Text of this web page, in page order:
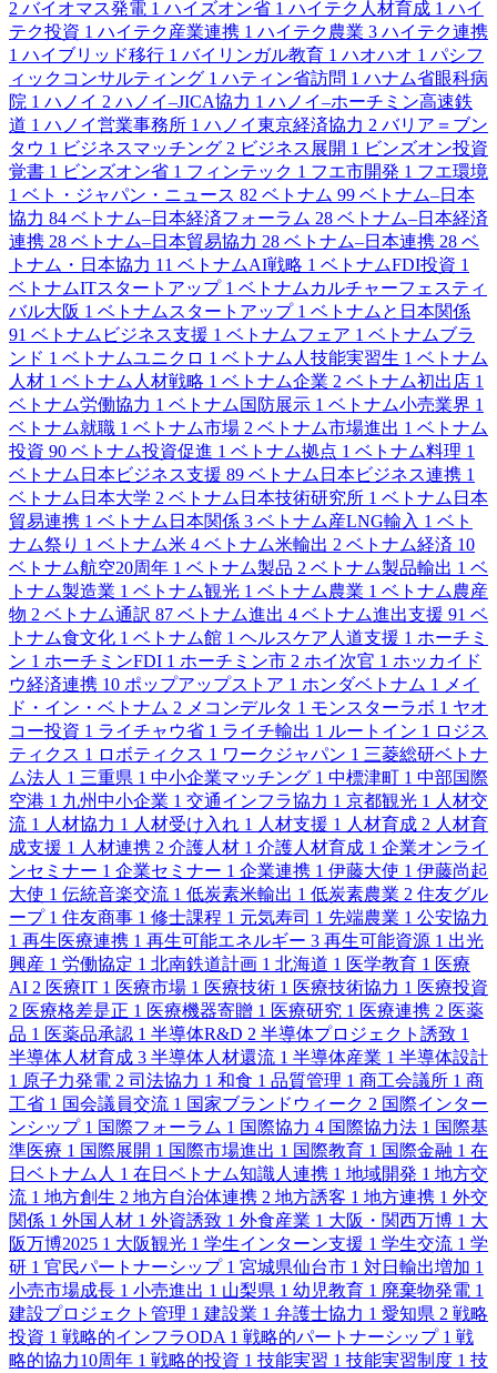
2 バイオマス発電 1 ハイズオン省 1 ハイテク人材育成 1 ハイ
テク投資 1 ハイテク産業連携 1 ハイテク農業 3 ハイテク連携
1 ハイブリッド移行 1 バイリンガル教育 1 ハオハオ 1 パシフ
ィックコンサルティング 1 ハティン省訪問 1 ハナム省眼科病
院 1 ハノイ 2 ハノイ–JICA協力 1 ハノイ–ホーチミン高速鉄
道 1 ハノイ営業事務所 1 ハノイ東京経済協力 2 バリア＝ブン
タウ 1 ビジネスマッチング 2 ビジネス展開 1 ビンズオン投資
覚書 1 ビンズオン省 1 フィンテック 1 フエ市開発 1 フエ環境
1 ベト・ジャパン・ニュース 82 ベトナム 99 ベトナム–日本
協力 84 ベトナム–日本経済フォーラム 28 ベトナム–日本経済
連携 28 ベトナム–日本貿易協力 28 ベトナム–日本連携 28 ベ
トナム・日本協力 11 ベトナムAI戦略 1 ベトナムFDI投資 1
ベトナムITスタートアップ 1 ベトナムカルチャーフェスティ
バル大阪 1 ベトナムスタートアップ 1 ベトナムと日本関係
91 ベトナムビジネス支援 1 ベトナムフェア 1 ベトナムブラ
ンド 1 ベトナムユニクロ 1 ベトナム人技能実習生 1 ベトナム
人材 1 ベトナム人材戦略 1 ベトナム企業 2 ベトナム初出店 1
ベトナム労働協力 1 ベトナム国防展示 1 ベトナム小売業界 1
ベトナム就職 1 ベトナム市場 2 ベトナム市場進出 1 ベトナム
投資 90 ベトナム投資促進 1 ベトナム拠点 1 ベトナム料理 1
ベトナム日本ビジネス支援 89 ベトナム日本ビジネス連携 1
ベトナム日本大学 2 ベトナム日本技術研究所 1 ベトナム日本
貿易連携 1 ベトナム日本関係 3 ベトナム産LNG輸入 1 ベト
ナム祭り 1 ベトナム米 4 ベトナム米輸出 2 ベトナム経済 10
ベトナム航空20周年 1 ベトナム製品 2 ベトナム製品輸出 1 ベ
トナム製造業 1 ベトナム観光 1 ベトナム農業 1 ベトナム農産
物 2 ベトナム通訳 87 ベトナム進出 4 ベトナム進出支援 91 ベ
トナム食文化 1 ベトナム館 1 ヘルスケア人道支援 1 ホーチミ
ン 1 ホーチミンFDI 1 ホーチミン市 2 ホイ次官 1 ホッカイド
ウ経済連携 10 ポップアップストア 1 ホンダベトナム 1
メイ
ド・イン・ベトナム 2 メコンデルタ 1 モンスターラボ 1 ヤオ
コー投資 1 ライチャウ省 1 ライチ輸出 1 ルートイン 1 ロジス
ティクス 1 ロボティクス 1 ワークジャパン 1 三菱総研ベトナ
ム法人 1 三重県 1 中小企業マッチング 1 中標津町 1 中部国際
空港 1 九州中小企業 1 交通インフラ協力 1 京都観光 1 人材交
流 1 人材協力 1 人材受け入れ 1 人材支援 1 人材育成 2 人材育
成支援 1 人材連携 2 介護人材 1 介護人材育成 1 企業オンライ
ンセミナー 1 企業セミナー 1 企業連携 1 伊藤大使 1 伊藤尚起
大使 1 伝統音楽交流 1 低炭素米輸出 1 低炭素農業 2 住友グル
ープ 1 住友商事 1 修士課程 1 元気寿司 1 先端農業 1 公安協力
1 再生医療連携 1 再生可能エネルギー 3 再生可能資源 1 出光
興産 1 労働協定 1 北南鉄道計画 1 北海道 1 医学教育 1 医療
AI 2 医療IT 1 医療市場 1 医療技術 1 医療技術協力 1 医療投資
2 医療格差是正 1 医療機器寄贈 1 医療研究 1 医療連携 2 医薬
品 1 医薬品承認 1 半導体R&D 2 半導体プロジェクト誘致 1
半導体人材育成 3 半導体人材還流 1 半導体産業 1 半導体設計
1 原子力発電 2 司法協力 1 和食 1 品質管理 1 商工会議所 1 商
工省 1 国会議員交流 1 国家ブランドウィーク 2 国際インター
ンシップ 1 国際フォーラム 1 国際協力 4 国際協力法 1 国際基
準医療 1 国際展開 1 国際市場進出 1 国際教育 1 国際金融 1 在
日ベトナム人 1 在日ベトナム知識人連携 1 地域開発 1 地方交
流 1 地方創生 2 地方自治体連携 2 地方誘客 1 地方連携 1 外交
関係 1 外国人材 1 外資誘致 1 外食産業 1 大阪・関西万博 1 大
阪万博2025 1 大阪観光 1 学生インターン支援 1 学生交流 1 学
研 1 官民パートナーシップ 1 宮城県仙台市 1 対日輸出増加 1
小売市場成長 1 小売進出 1 山梨県 1 幼児教育 1 廃棄物発電 1
建設プロジェクト管理 1 建設業 1 弁護士協力 1 愛知県 2 戦略
投資 1 戦略的インフラODA 1 戦略的パートナーシップ 1 戦
略的協力10周年 1 戦略的投資 1 技能実習 1 技能実習制度 1 技